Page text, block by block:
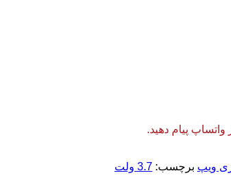
پیام دهید.
ویپ برچسب: 3.7 ولت